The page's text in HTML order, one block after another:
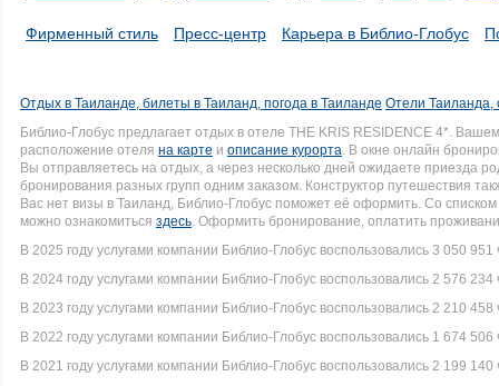
Фирменный стиль Пресс-центр Карьера в Библио-Глобус
Отдых в Таиланде, билеты в Таиланд, погода в Таиланде Отели Таиланда,
Библио-Глобус предлагает отдых в отеле THE KRIS RESIDENCE 4*.
расположение отеля на карте и описание курорта. В окне онлайн
Вы отправляетесь на отдых, а через несколько дней ожидаете приезда
бронирования разных групп одним заказом. Конструктор путешествия
Вас нет визы в Таиланд, Библио-Глобус поможет её оформить. Со
можно ознакомиться здесь. Оформить бронирование, оплатить
В 2025 году услугами компании Библио-Глобус воспользовались 3 050 951
В 2024 году услугами компании Библио-Глобус воспользовались 2 576 234
В 2023 году услугами компании Библио-Глобус воспользовались 2 210 458
В 2022 году услугами компании Библио-Глобус воспользовались 1 674 506
В 2021 году услугами компании Библио-Глобус воспользовались 2 199 140